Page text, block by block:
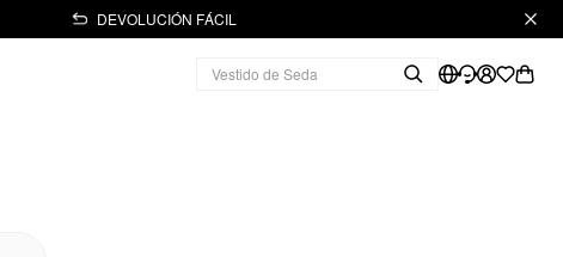
DEVOLUCIÓN FÁCIL